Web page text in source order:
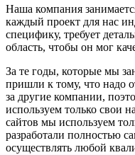
Наша компания
каждый проект для нас
специфику, требует
область, чтобы он мог
За те годы, которые мы
пришли к тому, что надо
за другие компании,
используем только свои
сайтов мы используем
разработали полностью
осуществлять любой